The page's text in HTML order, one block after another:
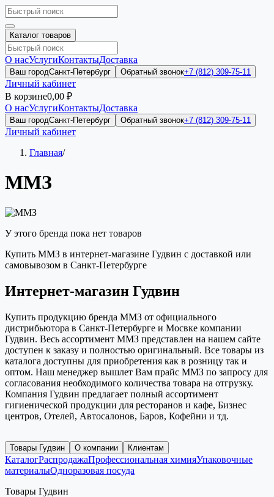
Каталог товаров
О насУслугиКонтактыДоставка
Ваш городСанкт-Петербург Обратный звонок+7 (812) 309-75-11
Личный кабинет
В корзине0,00 ₽
О насУслугиКонтактыДоставка
Ваш городСанкт-Петербург Обратный звонок+7 (812) 309-75-11
Личный кабинет
Главная/
ММЗ
У этого бренда пока нет товаров
Купить ММЗ в интернет-магазине Гудвин с доставкой или
самовывозом в Санкт-Петербурге
Интернет-магазин Гудвин
Купить продукцию бренда ММЗ от официального
дистрибьютора в Санкт-Петербурге и Мосвке компании
Гудвин. Весь ассортимент ММЗ представлен на нашем сайте
доступен к заказу и полностью оригинальный. Все товары из
каталога доступны для приобретения как в розницу так и
оптом. Наш менеджер вышлет Вам прайс ММЗ по запросу для
согласования необходимого количества товара на отгрузку.
Компания Гудвин предлагает полный ассортимент
гигиенической продукции для ресторанов и кафе, Бизнес
центров, Отелей, Автосалонов, Баров, Кофейни и тд.
Товары Гудвин О компании Клиентам
КаталогРаспродажаПрофессиональная химияУпаковочные
материалыОдноразовая посуда
Товары Гудвин